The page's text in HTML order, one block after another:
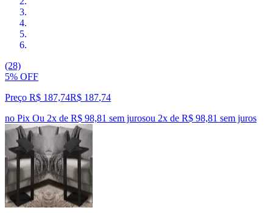
(28)
5% OFF
Preço R$ 187,74R$ 187,74
no Pix Ou 2x de R$ 98,81 sem jurosou 2x de R$ 98,81 sem juros